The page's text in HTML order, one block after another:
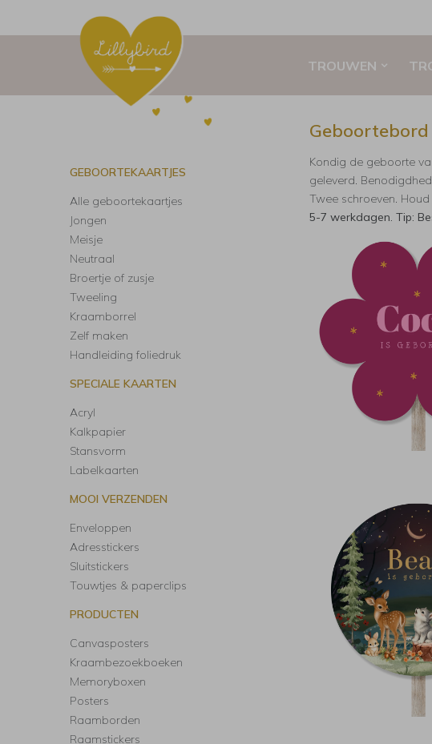
TROUWEN
GEBOORTEKAARTJES
Alle geboortekaartjes
Jongen
Meisje
Neutraal
Broertje of zusje
Tweeling
Kraamborrel
Zelf maken
Handleiding foliedruk
SPECIALE KAARTEN
Acryl
Kalkpapier
Stansvorm
Labelkaarten
MOOI VERZENDEN
Enveloppen
Adresstickers
Sluitstickers
Touwtjes & paperclips
PRODUCTEN
Canvasposters
Kraambezoekboeken
Memoryboxen
Posters
Raamborden
Raamstickers
Kondig de geboorte
geleverd.
Twee schroeven.
5-7 werkdagen. Tip: